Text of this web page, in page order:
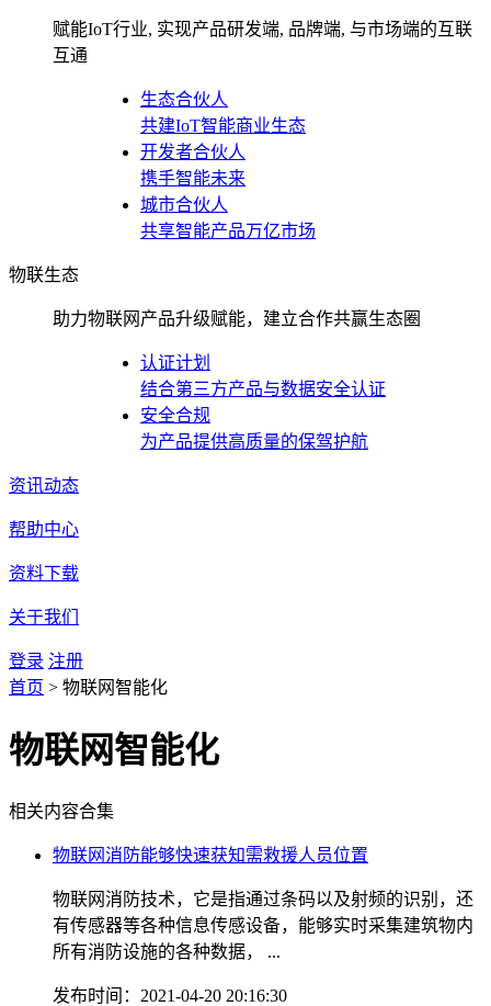
赋能IoT行业, 实现产品研发端, 品牌端, 与市场端的互联
互通
生态合伙人
共建IoT智能商业生态
开发者合伙人
携手智能未来
城市合伙人
共享智能产品万亿市场
物联生态
助力物联网产品升级赋能，建立合作共赢生态圈
认证计划
结合第三方产品与数据安全认证
安全合规
为产品提供高质量的保驾护航
资讯动态
帮助中心
资料下载
关于我们
登录 注册
首页 > 物联网智能化
物联网智能化
相关内容合集
物联网消防能够快速获知需救援人员位置
物联网消防技术，它是指通过条码以及射频的识别，还
有传感器等各种信息传感设备，能够实时采集建筑物内
所有消防设施的各种数据， ...
发布时间：2021-04-20 20:16:30